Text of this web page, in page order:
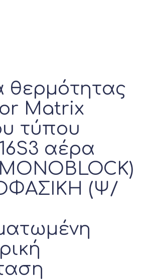
θερμότητας
Matrix
τύπου
αέρα
(Ψ/